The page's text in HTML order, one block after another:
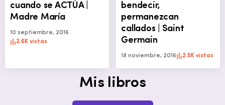
cuando se ACTÚA |
Madre María
10 septiembre, 2016
2.6K vistas
bendecir,
permanezcan
callados | Saint
Germain
18 noviembre, 2016 2.5K vistas
Mis libros